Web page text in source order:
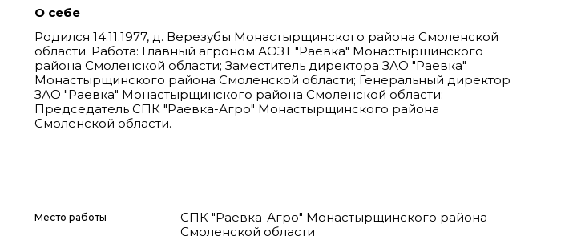
О себе
Родился 14.11.1977, д. Верезубы Монастырщинского района Смоленской
области. Работа: Главный агроном АОЗТ "Раевка" Монастырщинского
района Смоленской области; Заместитель директора ЗАО "Раевка"
Монастырщинского района Смоленской области; Генеральный директор
ЗАО "Раевка" Монастырщинского района Смоленской области;
Председатель СПК "Раевка-Агро" Монастырщинского района
Смоленской области.
Место работы
СПК "Раевка-Агро" Монастырщинского района
Смоленской области